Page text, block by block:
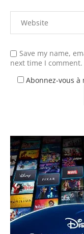
Save my name,
next time I comment.
Abonnez-vous